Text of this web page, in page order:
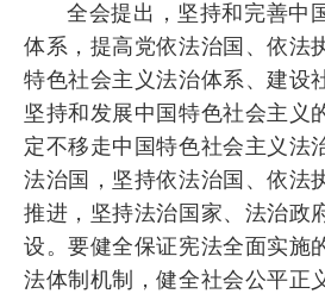
全会提出，坚持和完善中
体系，提高党依法治国、依法
特色社会主义法治体系、建设
坚持和发展中国特色社会主义
定不移走中国特色社会主义法
法治国，坚持依法治国、依法
推进，坚持法治国家、法治政
设。要健全保证宪法全面实施
法体制机制，健全社会公平正